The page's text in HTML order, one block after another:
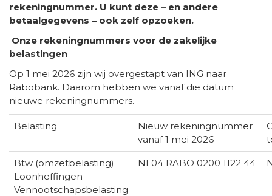
rekeningnummer. U kunt deze – en andere
betaalgegevens – ook zelf opzoeken.
Onze rekeningnummers voor de zakelijke
belastingen
Op 1 mei 2026 zijn wij overgestapt van ING naar
Rabobank. Daarom hebben we vanaf die datum
nieuwe rekeningnummers.
Belasting
Nieuw rekeningnummer
vanaf 1 mei 2026
Btw (omzetbelasting)
Loonheffingen
Vennootschapsbelasting
NL04 RABO 0200 1122 44